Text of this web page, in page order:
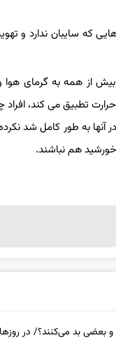
که سایبان ندارد و
تطبیق می‌ کند،
به طور کامل شد
هم نباشند.
بعضی بد می‌کنند؟/ در